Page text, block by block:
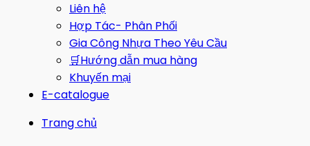
Liên hệ
Hợp Tác- Phân Phối
Gia Công Nhựa Theo Yêu Cầu
🛒Hướng dẫn mua hàng
Khuyến mại
E-catalogue
Trang chủ